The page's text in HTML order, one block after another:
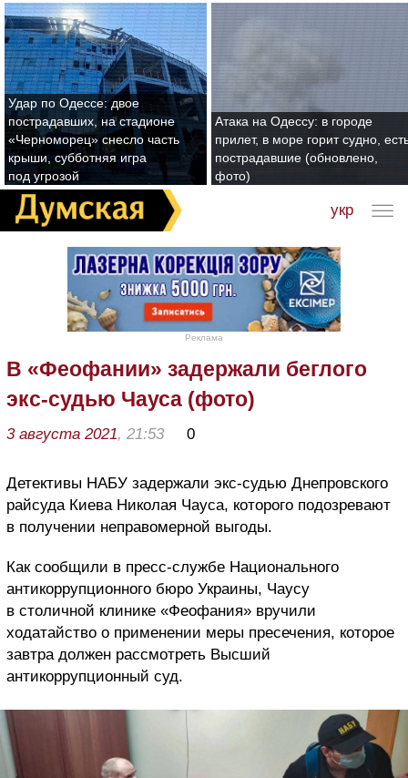
Удар по Одессе: двое
пострадавших, на стадионе
«Черноморец» снесло часть
крыши, субботняя игра
под угрозой
Атака на Одессу: в городе
прилет, в море горит судно,
пострадавшие (обновлено,
фото)
укр
Реклама
В «Феофании» задержали беглого
экс-судью Чауса (фото)
3 августа 2021, 21:53 0
Детективы НАБУ задержали экс-судью Днепровского
райсуда Киева Николая Чауса, которого подозревают
в получении неправомерной выгоды.
Как сообщили в пресс-службе Национального
антикоррупционного бюро Украины, Чаусу
в столичной клинике «Феофания» вручили
ходатайство о применении меры пресечения, которое
завтра должен рассмотреть Высший
антикоррупционный суд.